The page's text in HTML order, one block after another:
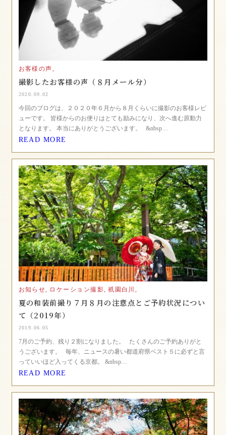
お客様の声,
撮影したお客様の声（８月メール分）
2020.09.02
今回のブログは、２０２０年６月から８月くらいに撮影のお客様レビ
ューです。 皆様からのお便りはとても励みになり、次へ進む原動力
となります。 本当にありがとうございます。 &nbsp…
READ MORE
お知らせ, ロケーション撮影, 祇園白川,
夏の和装前撮り７月８月の注意点とご予約状況につい
て（2019年）
2019.06.05
7月のご予約、残り２割になりました。 たくさんのご予約ありがと
うございます。 毎年、ニュースの暑い都道府県ベスト５に必ずと言
っていいほど入ってくる京都。 &nbsp…
READ MORE